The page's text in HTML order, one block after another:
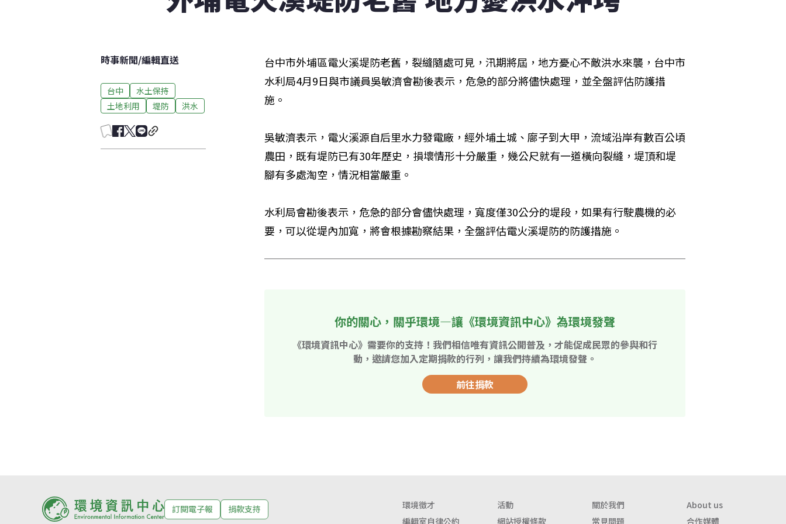
時事新聞/編輯直送
台中
水土保持
土地利用
堤防 洪水
台中市外埔區電火溪堤防老舊，裂縫隨處可見，汛期將屆，地方憂心不敵洪水來襲，台中市
水利局4月9日與市議員吳敏濟會勘後表示，危急的部分將儘快處理，並全盤評估防護措
施。
吳敏濟表示，電火溪源自后里水力發電廠，經外埔土城、廍子到大甲，流域沿岸有數百公頃
農田，既有堤防已有30年歷史，損壞情形十分嚴重，幾公尺就有一道橫向裂縫，堤頂和堤
腳有多處淘空，情況相當嚴重。
水利局會勘後表示，危急的部分會儘快處理，寬度僅30公分的堤段，如果有行駛農機的必
要，可以從堤內加寬，將會根據勘察結果，全盤評估電火溪堤防的防護措施。
你的關心，關乎環境—讓《環境資訊中心》為環境發聲
《環境資訊中心》需要你的支持！我們相信唯有資訊公開普及，才能促成民眾的參與和行
動，邀請您加入定期捐款的行列，讓我們持續為環境發聲。
前往捐款
訂閱電子報 捐款支持 環境徵才 活動 關於我們
About us
編輯室自律公約
網站授權條款 常見問題 合作媒體